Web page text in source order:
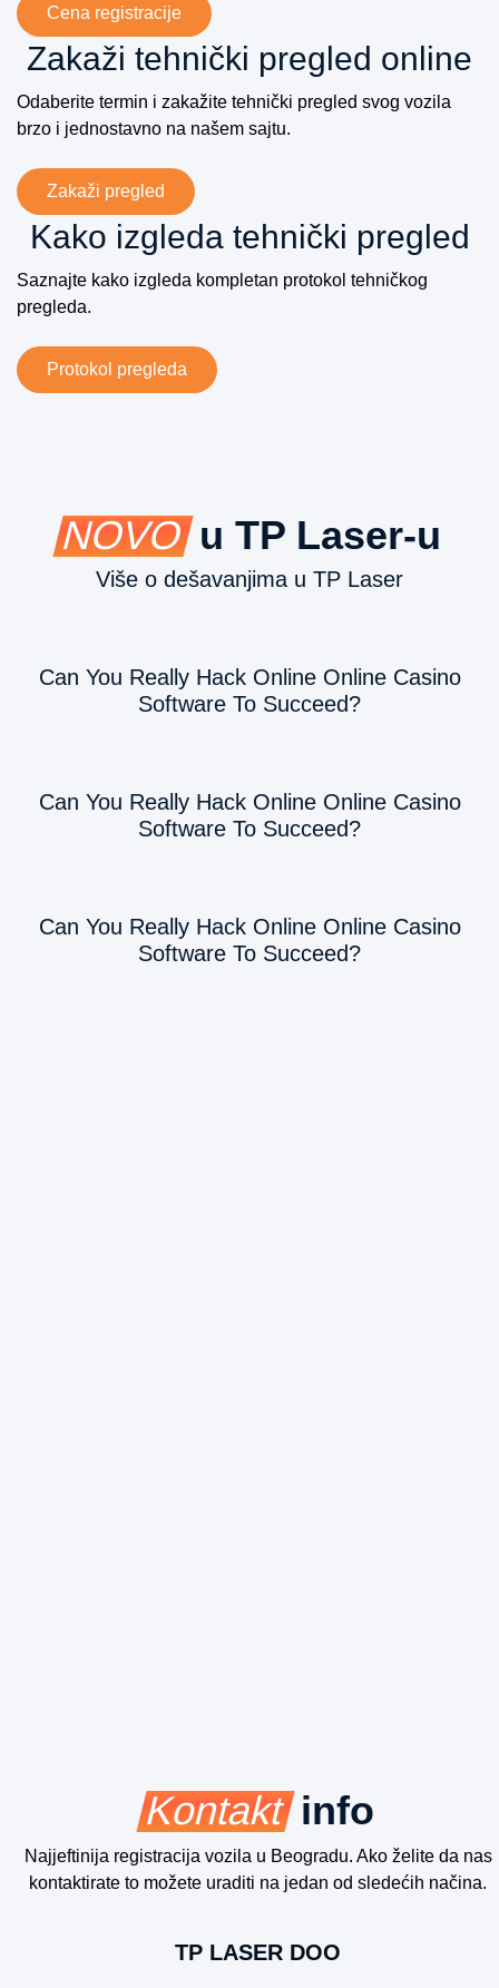
плаћањ
е такси
на лицу
преглед
осигура
а је
удаљен
а 2
може
тамо.Да
времена
Cena registracije
Zakaži tehnički pregled online
Odaberite termin i zakažite tehnički pregled svog vozila
brzo i jednostavno na našem sajtu.
Zakaži pregled
Kako izgleda tehnički pregled
Saznajte kako izgleda kompletan protokol tehničkog
pregleda.
Protokol pregleda
NOVOu TP Laser-u
Više o dešavanjima u TP Laser
Can You Really Hack Online Online Casino
Software To Succeed?
Can You Really Hack Online Online Casino
Software To Succeed?
Can You Really Hack Online Online Casino
Software To Succeed?
Kontaktinfo
Najjeftinija registracija vozila u Beogradu. Ako želite da nas
kontaktirate to možete uraditi na jedan od sledećih načina.
TP LASER DOO